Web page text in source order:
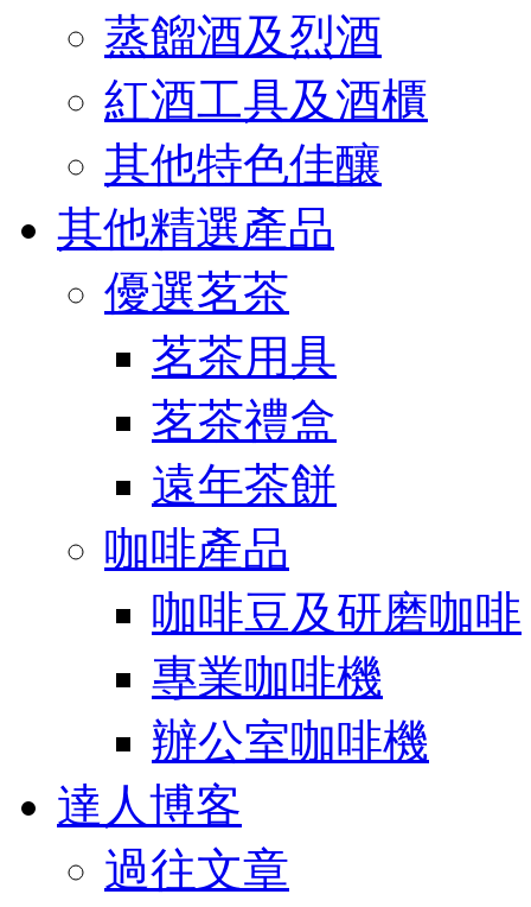
蒸餾酒及烈酒
紅酒工具及酒櫃
其他特色佳釀
其他精選產品
優選茗茶
茗茶用具
茗茶禮盒
遠年茶餅
咖啡產品
咖啡豆及研磨咖啡
專業咖啡機
辦公室咖啡機
達人博客
過往文章